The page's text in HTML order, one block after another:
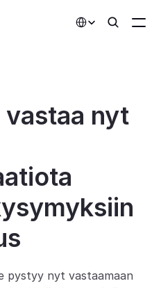
nyt
pystyy nyt vastaamaan